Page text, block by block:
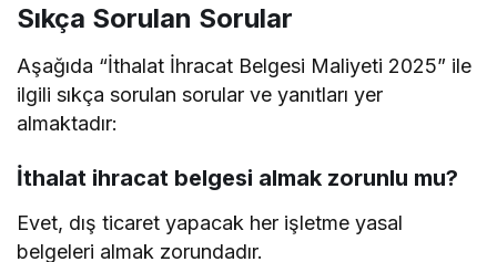
Sıkça Sorulan Sorular
Aşağıda “İthalat İhracat Belgesi Maliyeti 2025” ile
ilgili sıkça sorulan sorular ve yanıtları yer
almaktadır:
İthalat ihracat belgesi almak zorunlu mu?
Evet, dış ticaret yapacak her işletme yasal
belgeleri almak zorundadır.